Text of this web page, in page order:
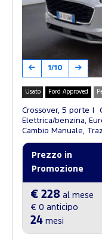
1/10
Usato Ford Approved
Crossover, 5 porte
Elettrica/benzina,
Cambio Manuale,
Prezzo in
Promozione
€ 228 al mese
€ 0 anticipo
24 mesi